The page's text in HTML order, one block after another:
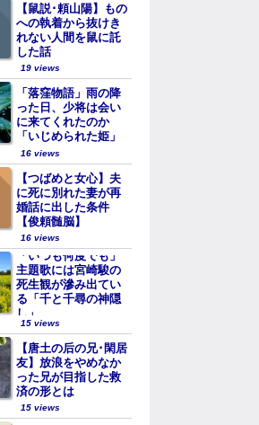
【鼠説･頼山陽】もの
への執着から抜けき
れない人間を鼠に託
した話
19 views
「落窪物語」雨の降
った日、少将は会い
に来てくれたのか
「いじめられた姫」
16 views
【つばめと女心】夫
に死に別れた妻が再
婚話に出した条件
【俊頼髄脳】
16 views
「いつも何度でも」
主題歌には宮崎駿の
死生観が滲み出てい
る「千と千尋の神隠
し」
15 views
【唐土の后の兄･閑居
友】放浪をやめなか
った兄が目指した救
済の形とは
15 views